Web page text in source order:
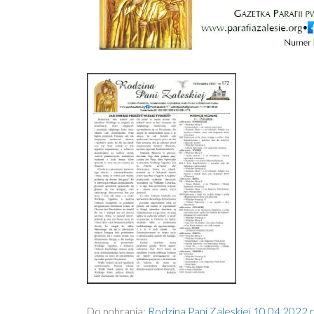
Do pobrania: Rodzina Pani Zaleskiej 10.04.2022